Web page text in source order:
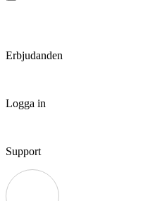
Erbjudanden
Logga in
Support